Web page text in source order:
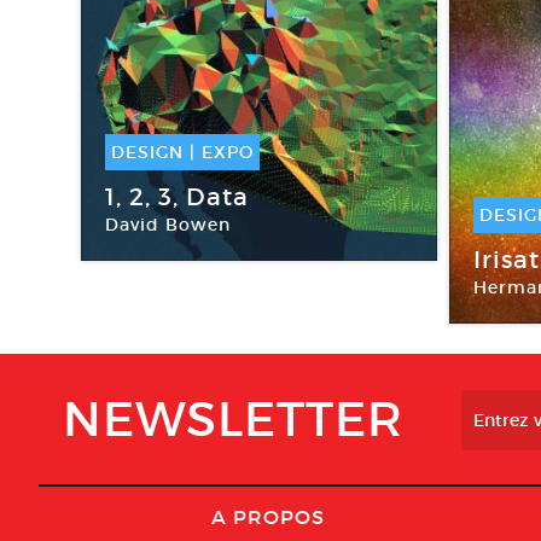
DESIGN | EXPO
04 Mai -06 Oct 2018
1, 2, 3, Data
David Bowen
Fondation EDF
16
NEWSLETTER
A PROPOS